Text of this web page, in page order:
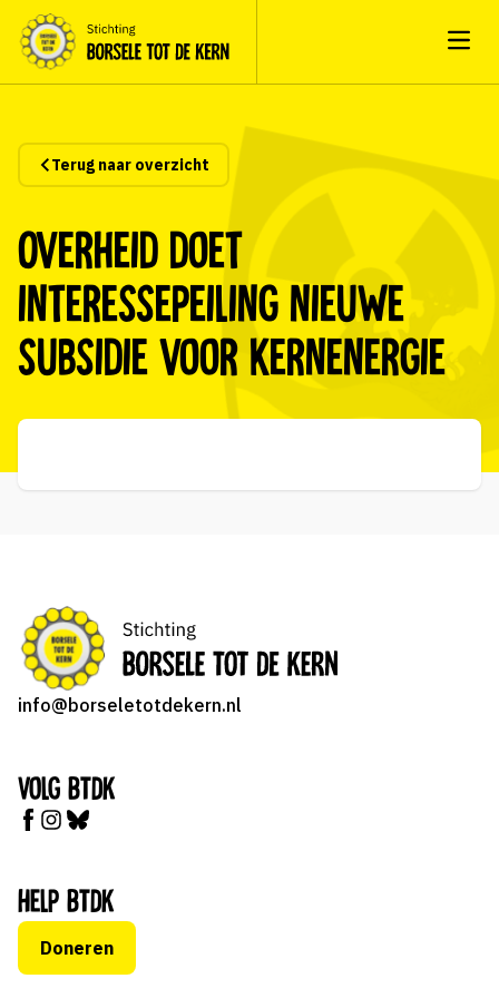
Terug naar overzicht
Overheid doet
interessepeiling nieuwe
subsidie voor kernenergie
info@borseletotdekern.nl
Volg BTDK
Help BTDK
Doneren